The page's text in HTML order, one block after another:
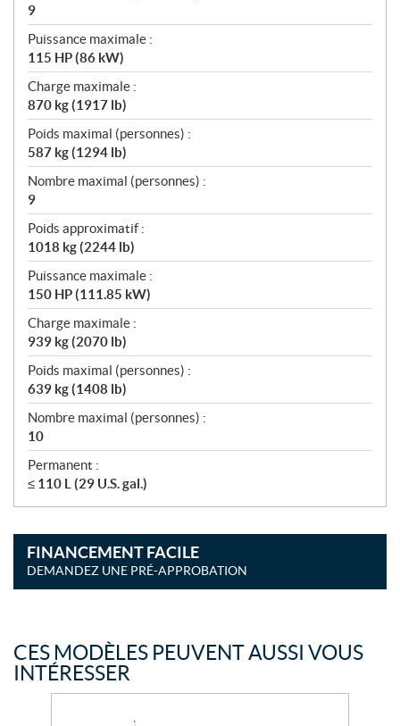
9
Puissance maximale :
115 HP (86 kW)
Charge maximale :
870 kg (1917 lb)
Poids maximal (personnes) :
587 kg (1294 lb)
Nombre maximal (personnes) :
9
Poids approximatif :
1018 kg (2244 lb)
Puissance maximale :
150 HP (111.85 kW)
Charge maximale :
939 kg (2070 lb)
Poids maximal (personnes) :
639 kg (1408 lb)
Nombre maximal (personnes) :
10
Permanent :
≤ 110 L (29 U.S. gal.)
FINANCEMENT FACILE
DEMANDEZ UNE PRÉ-APPROBATION
CES MODÈLES PEUVENT AUSSI VOUS
INTÉRESSER